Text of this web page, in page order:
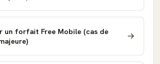
un forfait Free Mobile (cas de